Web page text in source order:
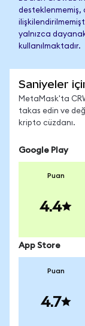
desteklenmemiş,
yalnızca
kullanılmaktadır.
Saniyeler
MetaMask'ta
takas edin ve
kripto cüzdanı.
Google Play
Puan
4.4
App Store
Puan
4.7